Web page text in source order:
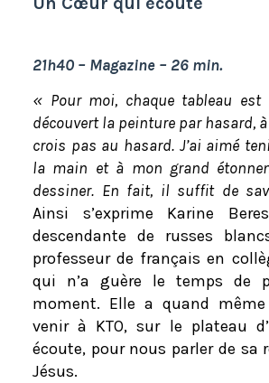
21h40 – Magazine – 26 min.
« Pour moi, chaque tableau est
découvert la peinture par hasard,
crois pas au hasard. J’ai aimé
la main et à mon grand
dessiner. En fait, il suffit de
Ainsi s’exprime Karine
descendante de russes
professeur de français en
qui n’a guère le temps de
moment. Elle a quand
venir à KTO, sur le plateau
écoute, pour nous parler de sa
Jésus.